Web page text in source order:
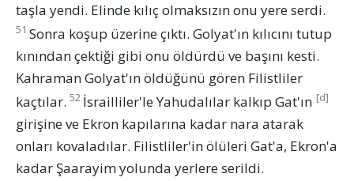
taşla yendi. Elinde kılıç olmaksızın onu yere serdi.
51 Sonra koşup üzerine çıktı. Golyat'ın kılıcını tutup
kınından çektiği gibi onu öldürdü ve başını kesti.
Kahraman Golyat'ın öldüğünü gören Filistliler
kaçtılar. 52 İsrailliler'le Yahudalılar kalkıp Gat'ın [d]
girişine ve Ekron kapılarına kadar nara atarak
onları kovaladılar. Filistliler'in ölüleri Gat'a, Ekron'a
kadar Şaarayim yolunda yerlere serildi.